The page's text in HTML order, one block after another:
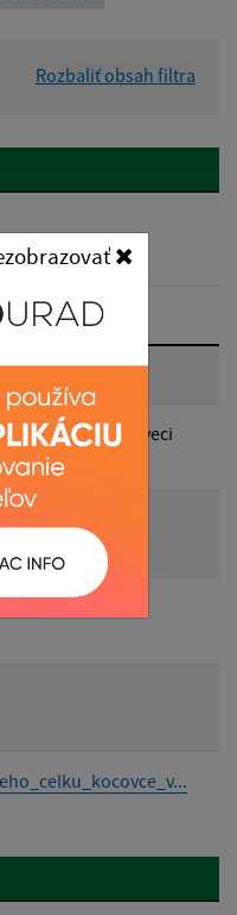
Rozbaliť obsah filtra
konania vo veci
Kočovce